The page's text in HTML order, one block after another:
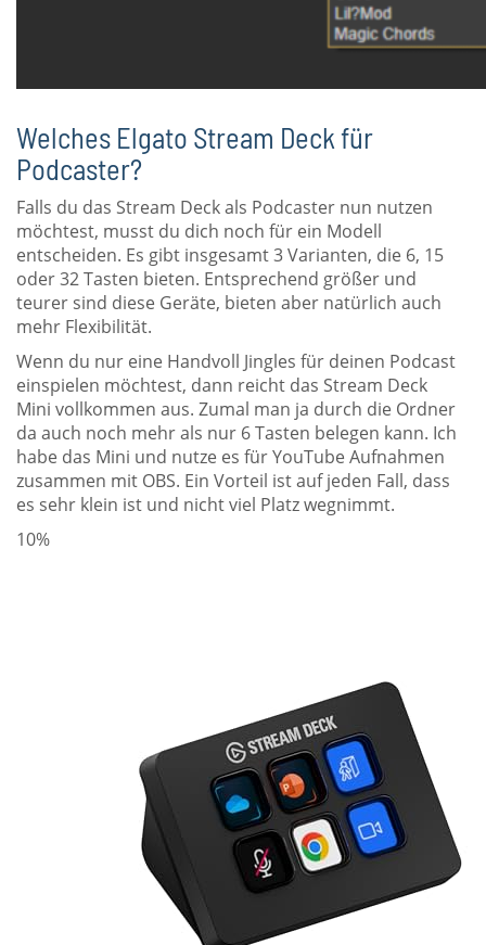
Welches Elgato Stream Deck für
Podcaster?
Falls du das Stream Deck als Podcaster nun nutzen
möchtest, musst du dich noch für ein Modell
entscheiden. Es gibt insgesamt 3 Varianten, die 6, 15
oder 32 Tasten bieten. Entsprechend größer und
teurer sind diese Geräte, bieten aber natürlich auch
mehr Flexibilität.
Wenn du nur eine Handvoll Jingles für deinen Podcast
einspielen möchtest, dann reicht das Stream Deck
Mini vollkommen aus. Zumal man ja durch die Ordner
da auch noch mehr als nur 6 Tasten belegen kann. Ich
habe das Mini und nutze es für YouTube Aufnahmen
zusammen mit OBS. Ein Vorteil ist auf jeden Fall, dass
es sehr klein ist und nicht viel Platz wegnimmt.
10%